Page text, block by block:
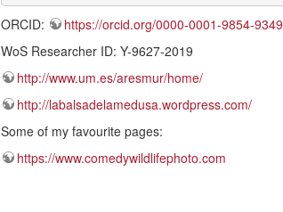
ORCID:
https://orcid.org/0000-0001-9854-9349
WoS Researcher ID: Y-9627-2019
http://www.um.es/aresmur/home/
http://labalsadelamedusa.wordpress.com/
Some of my favourite pages:
https://www.comedywildlifephoto.com